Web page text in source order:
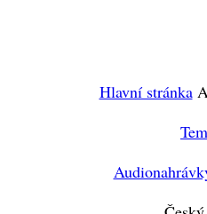
Hlavní stránka